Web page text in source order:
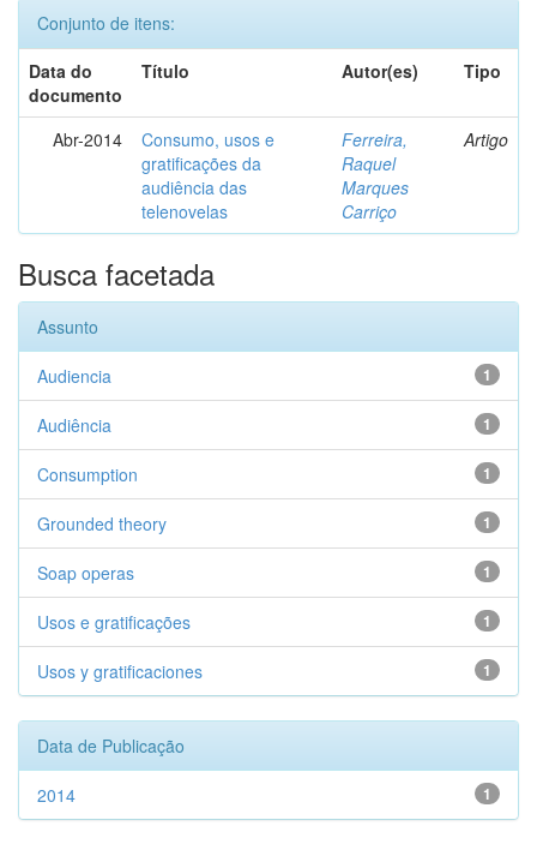
Conjunto de itens:
Data do
documento
Título Autor(es) Tipo
Abr-2014
Consumo, usos e
gratificações da
audiência das
telenovelas
Ferreira,
Raquel
Marques
Carriço
Artigo
Busca facetada
Assunto
1
Audiencia
1
Audiência
1
Consumption
1
Grounded theory
1
Soap operas
1
Usos e gratificações
1
Usos y gratificaciones
Data de Publicação
1
2014